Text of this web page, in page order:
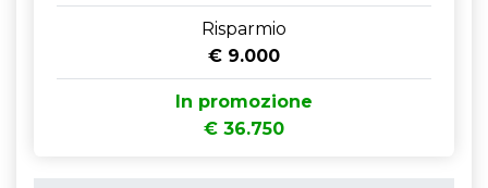
Risparmio
€ 9.000
In promozione
€ 36.750